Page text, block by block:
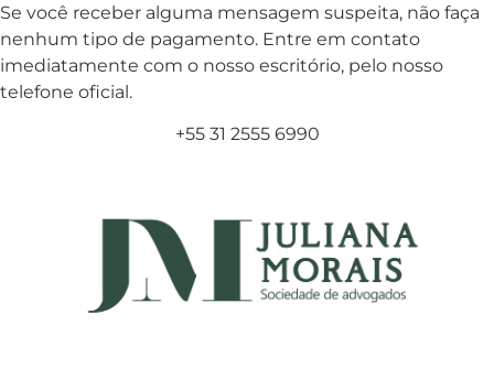
Se você receber alguma mensagem suspeita, não faça
nenhum tipo de pagamento. Entre em contato
imediatamente com o nosso escritório, pelo nosso
telefone oficial.
+55 31 2555 6990